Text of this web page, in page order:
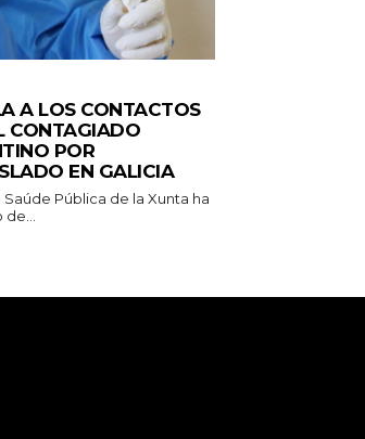
A LOS CONTACTOS
CONTAGIADO
POR
EN GALICIA
Pública de la Xunta ha